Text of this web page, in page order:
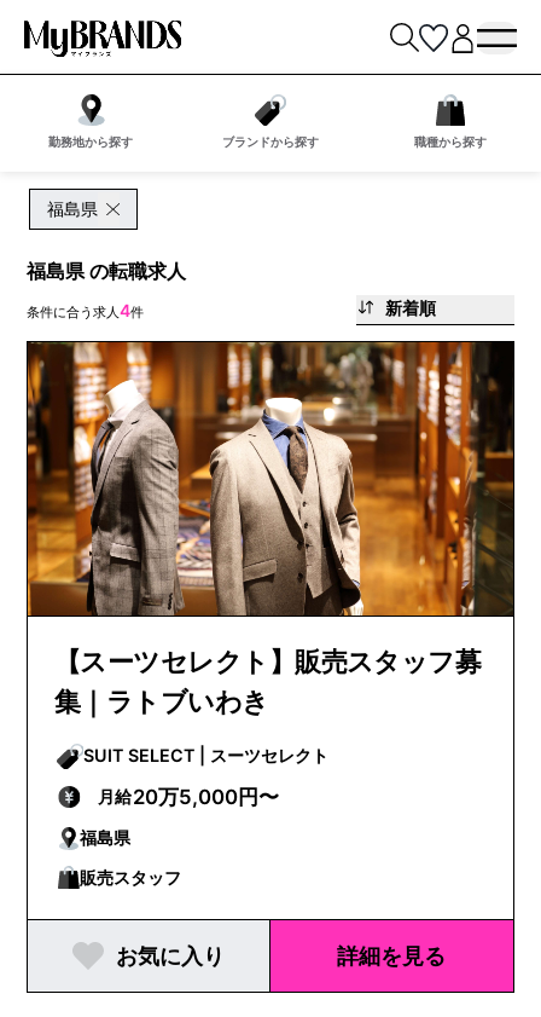
勤務地から探す ブランドから探す 職種から探す
福島県
福島県 の転職求人
条件に合う求人4件 新着順
【スーツセレクト】販売スタッフ募
集｜ラトブいわき
SUIT SELECT | スーツセレクト
月給20万5,000円〜
福島県
販売スタッフ
お気に入り 詳細を見る